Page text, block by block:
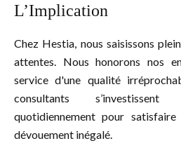
L’Implication
Chez Hestia, nous saisissons
attentes. Nous honorons nos
service d'une qualité
consultants
quotidiennement pour
dévouement inégalé.